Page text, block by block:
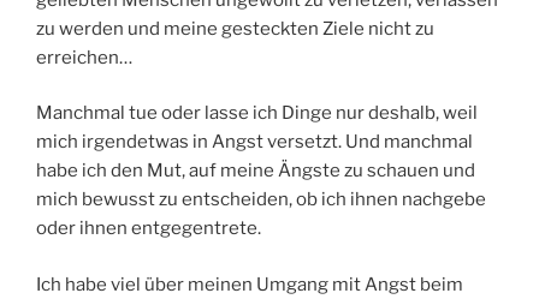
zu werden und meine gesteckten Ziele nicht zu
erreichen…
Manchmal tue oder lasse ich Dinge nur deshalb, weil
mich irgendetwas in Angst versetzt. Und manchmal
habe ich den Mut, auf meine Ängste zu schauen und
mich bewusst zu entscheiden, ob ich ihnen nachgebe
oder ihnen entgegentrete.
Ich habe viel über meinen Umgang mit Angst beim